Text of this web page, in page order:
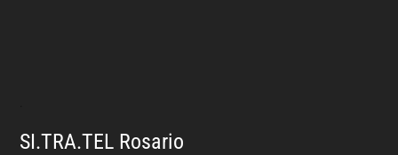
SI.TRA.TEL Rosario